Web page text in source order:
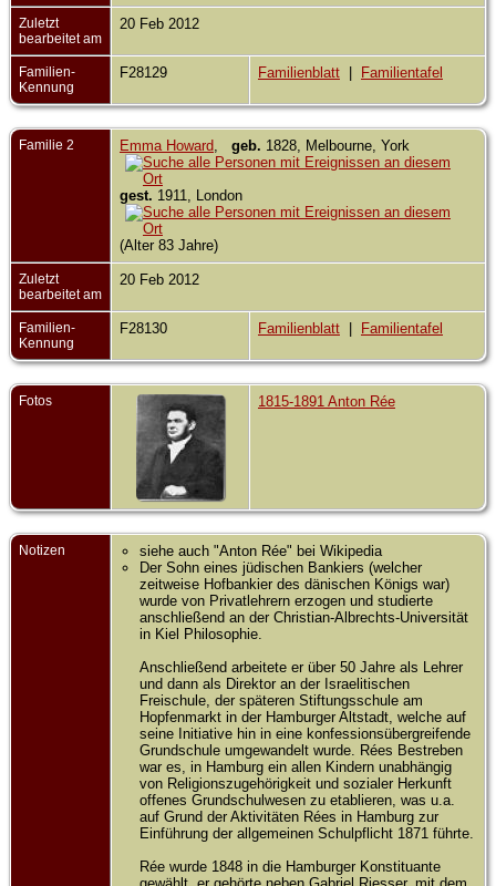
Zuletzt
bearbeitet am
20 Feb 2012
Familien-
Kennung
F28129 Familienblatt Familientafel
Familie 2 Emma Howard geb. 1828, Melbourne, York
gest. 1911, London
(Alter 83 Jahre)
Zuletzt
bearbeitet am
20 Feb 2012
Familien-
Kennung
F28130 Familienblatt Familientafel
Fotos 1815-1891 Anton Rée
Notizen
siehe auch "Anton Rée" bei Wikipedia
Der Sohn eines jüdischen Bankiers (welcher
zeitweise Hofbankier des dänischen Königs war)
wurde von Privatlehrern erzogen und studierte
anschließend an der Christian-Albrechts-Universität
in Kiel Philosophie.
Anschließend arbeitete er über 50 Jahre als Lehrer
und dann als Direktor an der Israelitischen
Freischule, der späteren Stiftungsschule am
Hopfenmarkt in der Hamburger Altstadt, welche auf
seine Initiative hin in eine konfessionsübergreifende
Grundschule umgewandelt wurde. Rées Bestreben
war es, in Hamburg ein allen Kindern unabhängig
von Religionszugehörigkeit und sozialer Herkunft
offenes Grundschulwesen zu etablieren, was u.a.
auf Grund der Aktivitäten Rées in Hamburg zur
Einführung der allgemeinen Schulpflicht 1871 führte.
Rée wurde 1848 in die Hamburger Konstituante